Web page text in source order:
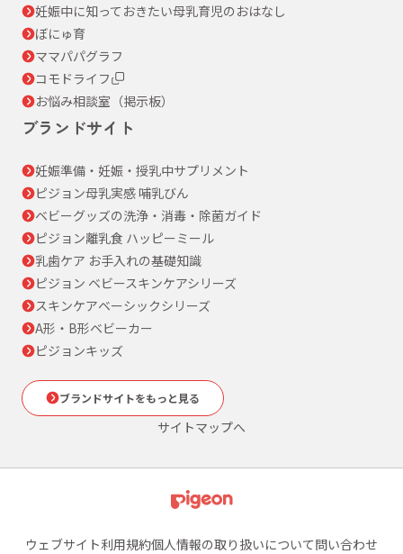
妊娠中に知っておきたい母乳育児のおはなし
ぼにゅ育
ママパパグラフ
コモドライフ
お悩み相談室（掲示板）
ブランドサイト
妊娠準備・妊娠・授乳中サプリメント
ピジョン母乳実感 哺乳びん
ベビーグッズの洗浄・消毒・除菌ガイド
ピジョン離乳食 ハッピーミール
乳歯ケア お手入れの基礎知識
ピジョン ベビースキンケアシリーズ
スキンケアベーシックシリーズ
A形・B形ベビーカー
ピジョンキッズ
ブランドサイトをもっと見る
サイトマップへ
ウェブサイト利用規約個人情報の取り扱いについて問い合わせ